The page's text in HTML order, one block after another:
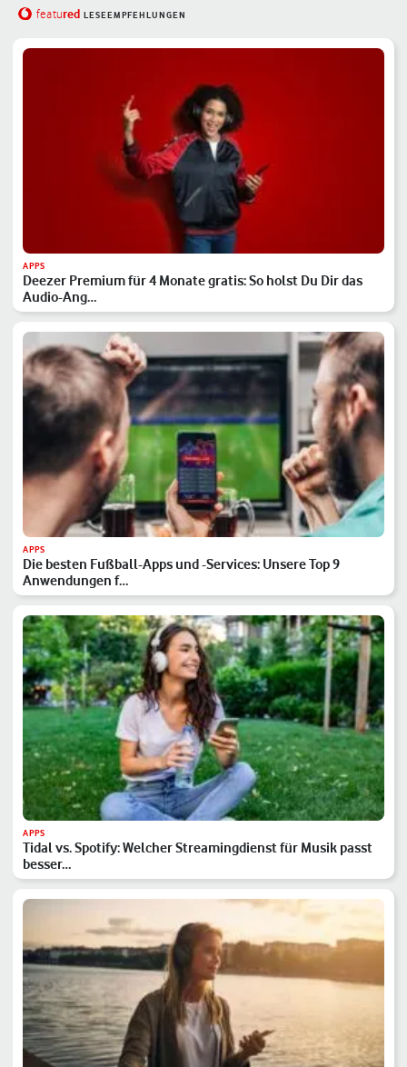
featured LESEEMPFEHLUNGEN
APPS
Deezer Premium für 4 Monate gratis: So holst Du Dir das
Audio-Ang…
APPS
Die besten Fußball-Apps und -Services: Unsere Top 9
Anwendungen f…
APPS
Tidal vs. Spotify: Welcher Streamingdienst für Musik passt
besser…